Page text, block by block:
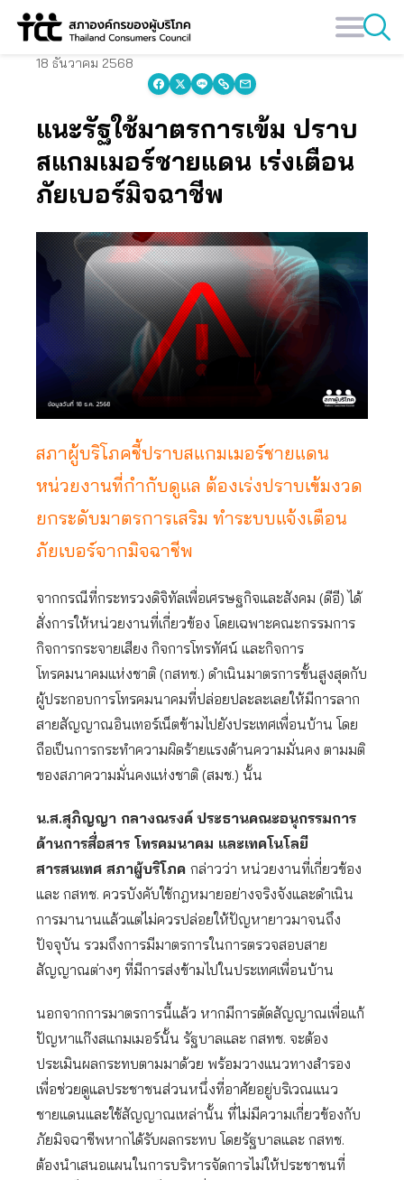
Skip
18 ธันวาคม 2568
แนะรัฐใช้มาตรการเข้ม ปราบ
สแกมเมอร์ชายแดน เร่งเตือน
ภัยเบอร์มิจฉาชีพ
สภาผู้บริโภคชี้ปราบสแกมเมอร์ชายแดน
หน่วยงานที่กำกับดูแล ต้องเร่งปราบเข้มงวด
ยกระดับมาตรการเสริม ทำระบบแจ้งเตือน
ภัยเบอร์จากมิจฉาชีพ
จากกรณีที่กระทรวงดิจิทัลเพื่อเศรษฐกิจและสังคม (ดีอี) ได้
สั่งการให้หน่วยงานที่เกี่ยวข้อง โดยเฉพาะคณะกรรมการ
กิจการกระจายเสียง กิจการโทรทัศน์ และกิจการ
โทรคมนาคมแห่งชาติ (กสทช.) ดำเนินมาตรการขั้นสูงสุดกับ
ผู้ประกอบการโทรคมนาคมที่ปล่อยปละละเลยให้มีการลาก
สายสัญญาณอินเทอร์เน็ตข้ามไปยังประเทศเพื่อนบ้าน โดย
ถือเป็นการกระทำความผิดร้ายแรงด้านความมั่นคง ตามมติ
ของสภาความมั่นคงแห่งชาติ (สมช.) นั้น
น.ส.สุภิญญา กลางณรงค์ ประธานคณะอนุกรรมการ
ด้านการสื่อสาร โทรคมนาคม และเทคโนโลยี
สารสนเทศ สภาผู้บริโภค กล่าวว่า หน่วยงานที่เกี่ยวข้อง
และ กสทช. ควรบังคับใช้กฎหมายอย่างจริงจังและดำเนิน
การมานานแล้วแต่ไม่ควรปล่อยให้ปัญหายาวมาจนถึง
ปัจจุบัน รวมถึงการมีมาตรการในการตรวจสอบสาย
สัญญาณต่างๆ ที่มีการส่งข้ามไปในประเทศเพื่อนบ้าน
นอกจากการมาตรการนี้แล้ว หากมีการตัดสัญญาณเพื่อแก้
ปัญหาแก๊งสแกมเมอร์นั้น รัฐบาลและ กสทช. จะต้อง
ประเมินผลกระทบตามมาด้วย พร้อมวางแนวทางสำรอง
เพื่อช่วยดูแลประชาชนส่วนหนึ่งที่อาศัยอยู่บริเวณแนว
ชายแดนและใช้สัญญาณเหล่านั้น ที่ไม่มีความเกี่ยวข้องกับ
ภัยมิจฉาชีพหากได้รับผลกระทบ โดยรัฐบาลและ กสทช.
ต้องนำเสนอแผนในการบริหารจัดการไม่ให้ประชาชนที่